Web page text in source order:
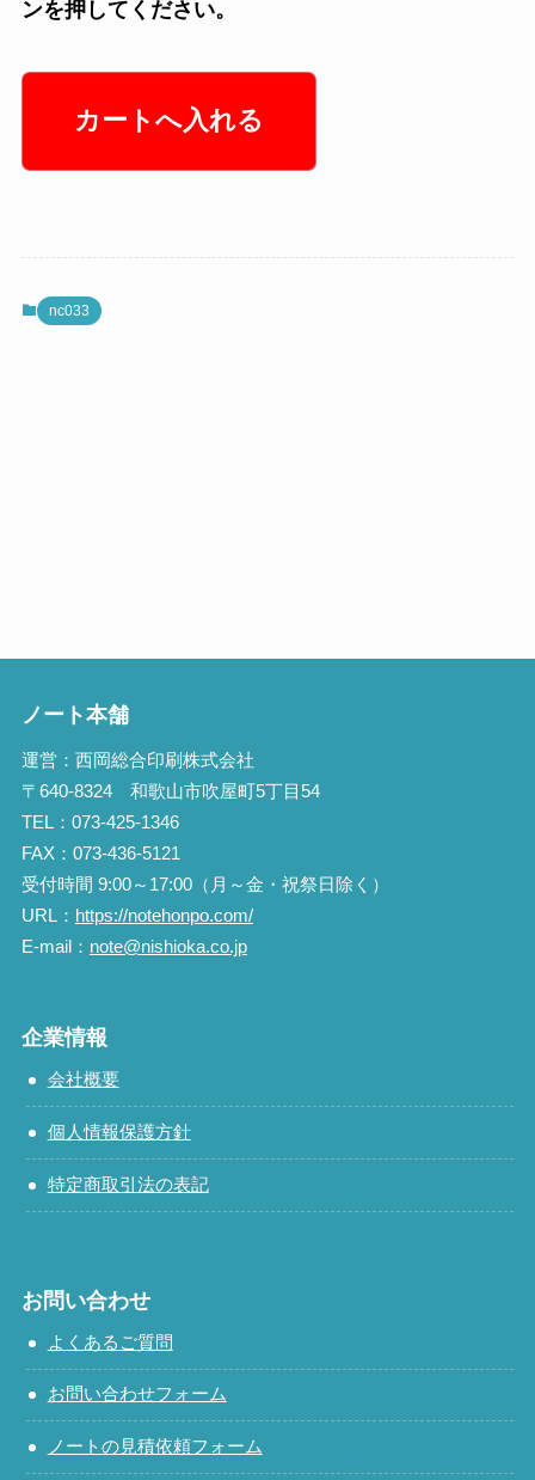
ンを押してください。
nc033
ノート本舗
運営：西岡総合印刷株式会社
〒640-8324 和歌山市吹屋町5丁目54
TEL：073-425-1346
FAX：073-436-5121
受付時間 9:00～17:00（月～金・祝祭日除く）
URL： https://notehonpo.com/
E-mail： note@nishioka.co.jp
企業情報
会社概要
個人情報保護方針
特定商取引法の表記
お問い合わせ
よくあるご質問
お問い合わせフォーム
ノートの見積依頼フォーム